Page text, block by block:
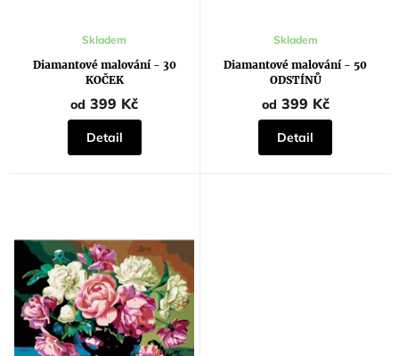
Diamantové malování - 30
KOČEK
Průměrné
produktu
je
5,0
z
5
hvězdiček.
Skladem
od 399 Kč
Detail
Diamantové malování - 50
ODSTÍNŮ
Průměrné
produktu
je
5,0
z
5
hvězdiček.
Skladem
od 399 Kč
Detail